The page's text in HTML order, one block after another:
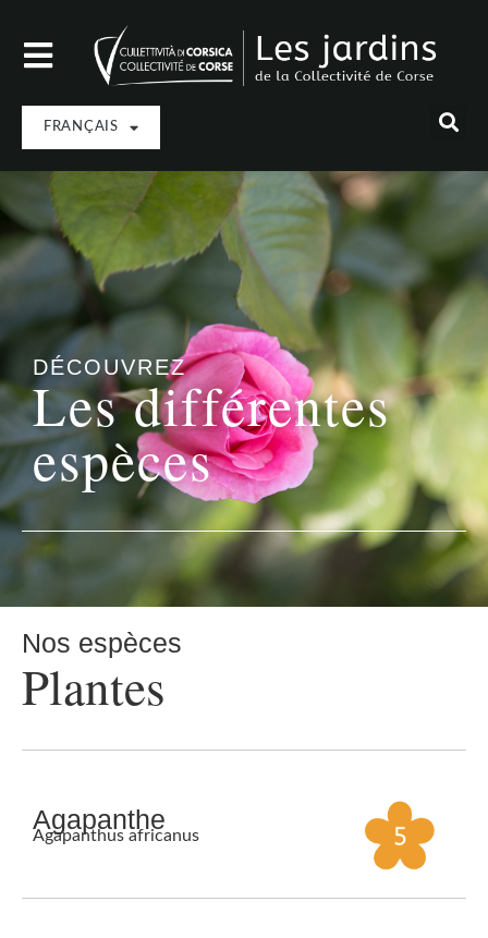
FRANÇAIS
DÉCOUVREZ
Les différentes
espèces
Nos espèces
Plantes
Agapanthe
Agapanthus africanus